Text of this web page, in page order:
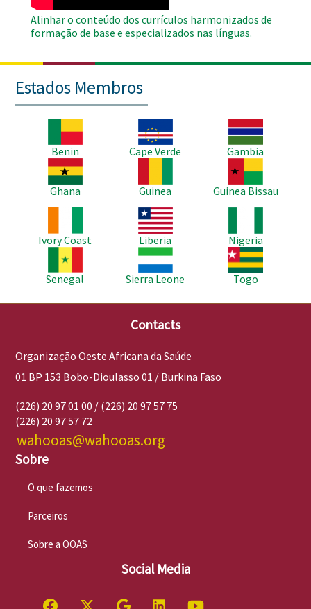
Alinhar o conteúdo dos currículos harmonizados de
formação de base e especializados nas línguas.
Estados Membros
Benin
Imagem
Cape Verde
Imagem
Gambia
Imagem
Ghana
Guinea
Imagem
Guinea Bissau
Ivory Coast
Imagem
Liberia
Nigeria
Imagem
Senegal
Imagem
Sierra Leone
Imagem
Togo
Contacts
Organização Oeste Africana da Saúde
01 BP 153 Bobo-Dioulasso 01 / Burkina Faso
(226) 20 97 01 00 / (226) 20 97 57 75
(226) 20 97 57 72
wahooas@wahooas.org
Sobre
O que fazemos
Parceiros
Sobre a OOAS
Social Media